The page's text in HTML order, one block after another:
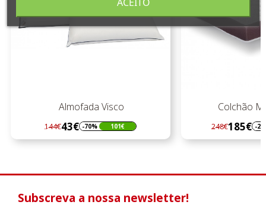
Almofada Visco
Regular
preço
144€43€
Preço -70% 101€
Colchão
Regular
preço
248€185€
Preço -
Subscreva a nossa newsletter!